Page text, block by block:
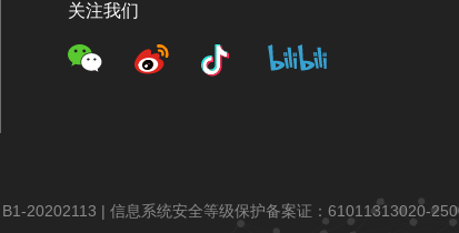
关注我们
20202113 | 信息系统安全等级保护备案证：61011313020-